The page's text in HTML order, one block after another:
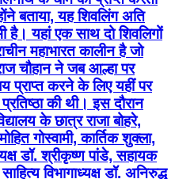
बताया, यह शिवलिंग अति
है। यहां एक साथ दो शिवलिगों
महाभारत कालीन है जो
चौहान ने जब आल्हा पर
प्राप्त करने के लिए यहीं पर
की थी। इस दौरान
के छात्र राजा बोहरे,
गोस्वामी, कार्तिक शुक्ला,
डॉ. श्रीकृष्ण पांडे, सहायक
विभागाध्यक्ष डॉ. अनिरुद्ध